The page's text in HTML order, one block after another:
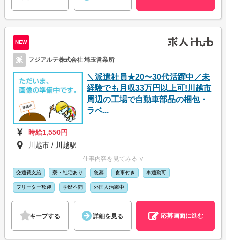
NEW
派 フジアルテ株式会社 埼玉営業所
＼派遣社員★20〜30代活躍中／未
経験でも月収33万円以上可!川越市
周辺の工場で自動車部品の梱包・
ラベ...
時給1,550円
川越市 / 川越駅
仕事内容を見てみる ∨
交通費支給 寮・社宅あり 急募 食事付き 車通勤可
フリーター歓迎 学歴不問 外国人活躍中
キープする 詳細を見る 応募画面に進む